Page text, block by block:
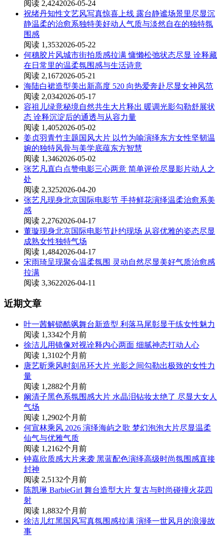
阅读 2,4242026-05-24
祝绪丹知性文艺风写真惊喜上线 露台静谧场景里尽显沉
静温柔的治愈系独特美好动人气质与淡然自在的独特氛
围感
阅读 1,3532026-05-22
何穗胶片风城市街拍质感拉满 慵懒松弛状态尽显 诠释藏
在日常里的温柔氛围感与生活诗意
阅读 2,1672026-05-21
海陆白裙造型美出新高度 520 向热爱奔赴尽显女神风范
阅读 2,0342026-05-17
容祖儿绿意秘境自然共生大片释出 暖调光影勾勒舒展状
态 诠释沉淀后的通透与从容力量
阅读 1,4052026-05-02
姜贞羽青竹主题国风大片 以竹为喻演绎东方女性坚韧温
婉的独特风骨与美学底蕴东方智慧
阅读 1,3462026-05-02
张艺凡直白点赞电影三心两意 简单评价尽显影片动人之
处
阅读 2,3252026-04-20
张艺凡现身北京国际电影节 手持鲜花演绎温柔治愈系美
感
阅读 2,2762026-04-17
董璇现身北京国际电影节赴约现场 从容优雅的姿态尽显
成熟女性独特气场
阅读 1,4842026-04-17
宋雨琦呈现聚会温柔氛围 灵动自然尽显美好气质治愈感
拉满
阅读 3,3622026-04-11
近期文章
叶一茜解锁酷飒舞台新造型 利落马尾彰显干练女性魅力
阅读 1,3342个月前
徐洁儿用镜像对视诠释内心两面 细腻神态打动人心
阅读 1,3102个月前
唐艺昕乘风时刻吊环大片 光影之间勾勒出极致的女性力
量
阅读 1,2882个月前
阚清子黑色系氛围感大片 水晶泪钻妆太绝了 尽显大女人
气场
阅读 1,2902个月前
何宣林乘风 2026 演绎海屿之歌 梦幻泡泡大片尽显温柔
仙气与优雅气质
阅读 1,2162个月前
钟嘉欣质感大片来袭 黑蓝配色演绎高级时尚氛围感直接
封神
阅读 2,5132个月前
陈凯琳 BarbieGirl 舞台造型大片 复古与时尚碰撞火花四
射
阅读 1,8832个月前
徐洁儿红黑国风写真氛围感拉满 演绎一世风月的浪漫故
事